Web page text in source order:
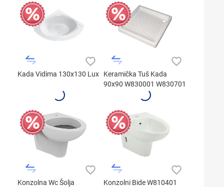
Kada Vidima 130x130 Lux
Keramička Tuš Kada
90x90 W830001 W830701
Konzolna Wc Šolja
Konzolni Bide W810401